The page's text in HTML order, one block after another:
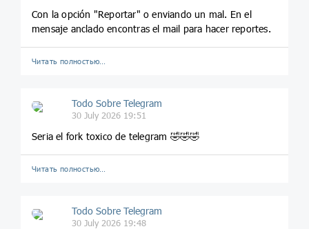
Con la opción "Reportar" o enviando un mal. En el
mensaje anclado encontras el mail para hacer reportes.
Читать полностью…
Todo Sobre Telegram
30 July 2026 19:51
Seria el fork toxico de telegram 🤣🤣🤣
Читать полностью…
Todo Sobre Telegram
30 July 2026 19:48